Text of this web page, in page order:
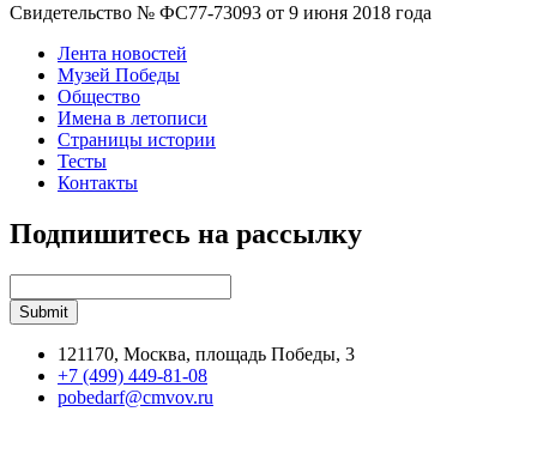
Свидетельство № ФС77-73093 от 9 июня 2018 года
Лента новостей
Музей Победы
Общество
Имена в летописи
Страницы истории
Тесты
Контакты
Подпишитесь на рассылку
121170, Москва, площадь Победы, 3
+7 (499) 449-81-08
pobedarf@cmvov.ru